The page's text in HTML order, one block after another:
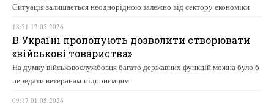
Ситуація залишається неоднорідною залежно від сектору економіки
18:51 12.05.2026
В Україні пропонують дозволити створювати
«військові товариства»
На думку військовослужбовця багато державних функцій можна було б
передати ветеранам-підприємцям
09:17 01.05.2026